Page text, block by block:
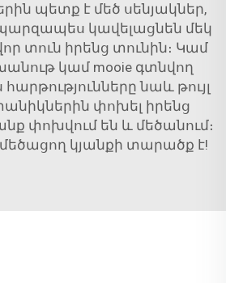
պետք է մեծ սենյակներ,
կավելացնեն մեկ
տուն իրենց տունին։ Կամ
կամ mooie գտնվող
նաև թույլ
փոխել իրենց
փոխվում են և մեծանում։
կյանքի տարածք է!